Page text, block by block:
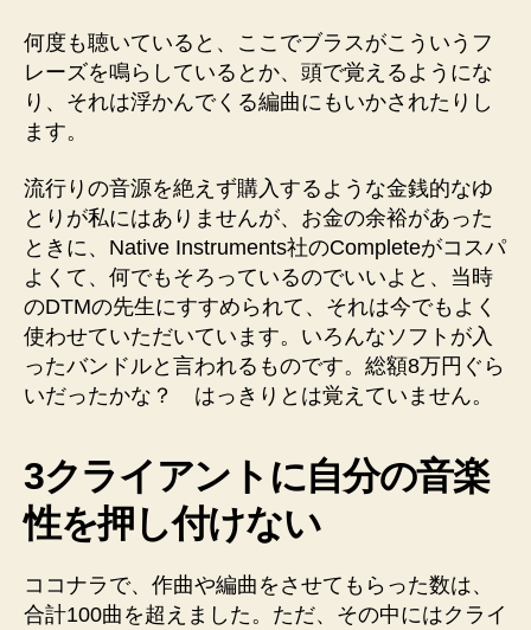
何度も聴いていると、ここでブラスがこういうフ
レーズを鳴らしているとか、頭で覚えるようにな
り、それは浮かんでくる編曲にもいかされたりし
ます。
流行りの音源を絶えず購入するような金銭的なゆ
とりが私にはありませんが、お金の余裕があった
ときに、Native Instruments社のCompleteがコスパ
よくて、何でもそろっているのでいいよと、当時
のDTMの先生にすすめられて、それは今でもよく
使わせていただいています。いろんなソフトが入
ったバンドルと言われるものです。総額8万円ぐら
いだったかな？ はっきりとは覚えていません。
3クライアントに自分の音楽
性を押し付けない
ココナラで、作曲や編曲をさせてもらった数は、
合計100曲を超えました。ただ、その中にはクライ